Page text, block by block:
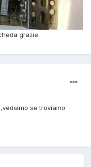
grazie
se troviamo